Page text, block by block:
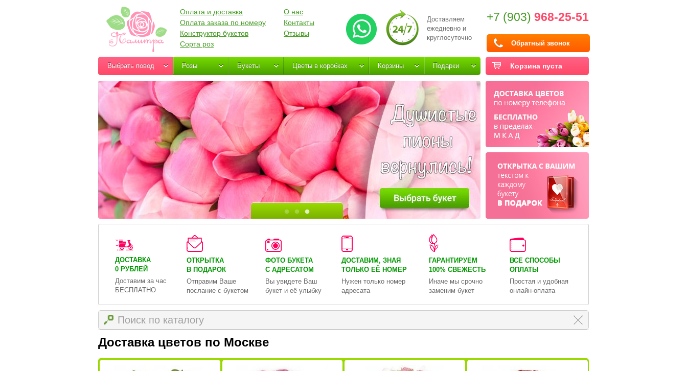
Доставляем
ежедневно и
круглосуточно
+7 (903) 968-25-51
Обратный звонок
Оплата и доставка
Оплата заказа по номеру
Конструктор букетов
Сорта роз
О нас
Контакты
Отзывы
Корзина пуста
Выбрать повод Розы Букеты Цветы в коробках Корзины Подарки
ДОСТАВКА
0 РУБЛЕЙ
Доставим за час
БЕСПЛАТНО
ОТКРЫТКА
В ПОДАРОК
Отправим Ваше
послание с букетом
ФОТО БУКЕТА
С АДРЕСАТОМ
Вы увидете Ваш
букет и её улыбку
ДОСТАВИМ, ЗНАЯ
ТОЛЬКО ЕЁ НОМЕР
Нужен только номер
адресата
ГАРАНТИРУЕМ
100% СВЕЖЕСТЬ
Иначе мы срочно
заменим букет
ВСЕ СПОСОБЫ
ОПЛАТЫ
Простая и удобная
онлайн-оплата
Доставка цветов по Москве